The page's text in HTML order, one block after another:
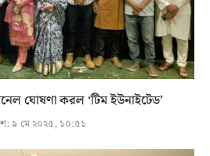
ঘোষণা করল ‘টিম ইউনাইটেড’
৯ মে ২০২৫, ১০:৫১